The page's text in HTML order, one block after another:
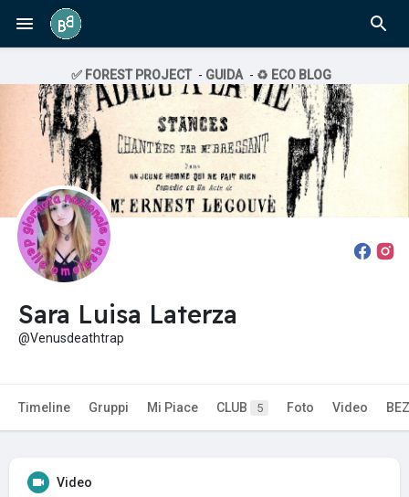
✅ FOREST PROJECT - GUIDA - ♻️ ECO BLOG
Sara Luisa Laterza
@Venusdeathtrap
Timeline Gruppi Mi Piace CLUB 5 Foto Video BEZ
Video